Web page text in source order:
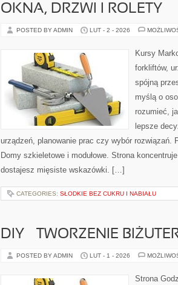
OKNA, DRZWI I ROLETY
POSTED BY ADMIN LUT - 2 - 2026
Kursy
forkliftów,
spójną
myślą o
rozumieć,
lepsze
urządzeń, planowanie prac czy wybór
Domy szkieletowe i modułowe. Strona
dostajesz mięsiste wskazówki. […]
CATEGORIES: SŁODKIE BEZ CUKRU I NABIAŁU
DIY – TWORZENIE
POSTED BY ADMIN LUT - 1 - 2026
Strona